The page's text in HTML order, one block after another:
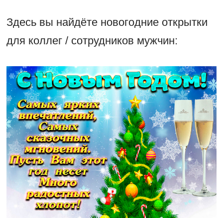
Здесь вы найдёте новогодние открытки
для коллег / сотрудников мужчин: